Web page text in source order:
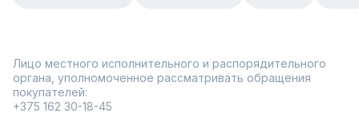
Лицо местного исполнительного и распорядительного
органа, уполномоченное рассматривать обращения
покупателей:
+375 162 30-18-45